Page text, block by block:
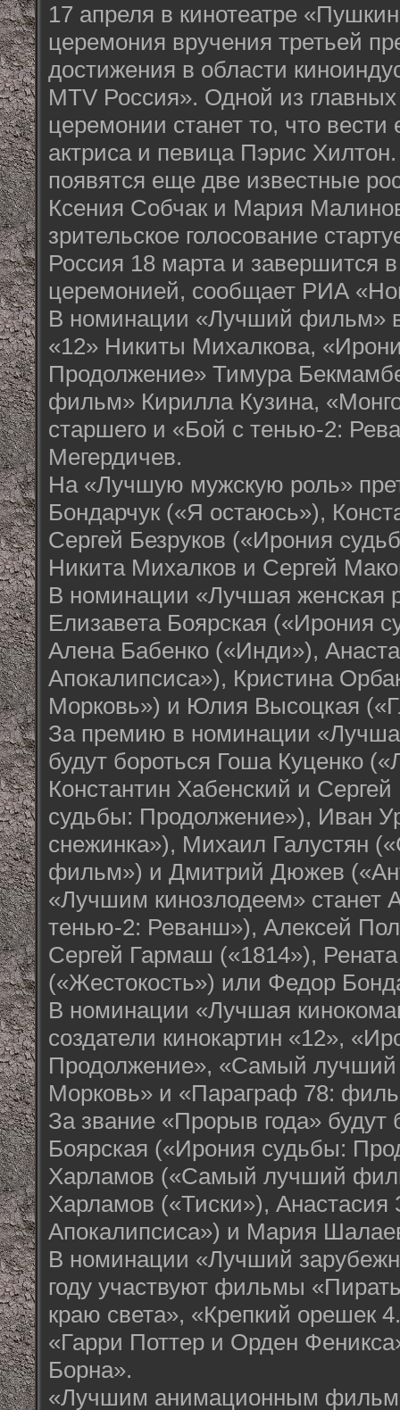
17 апреля в кинотеатре
церемония вручения третьей
достижения в области
MTV Россия». Одной из
церемонии станет то, что вести
актриса и певица Пэрис
появятся еще две известные
Ксения Собчак и Мария
зрительское голосование
Россия 18 марта и завершится
церемонией, сообщает РИА
В номинации «Лучший фильм»
«12» Никиты Михалкова,
Продолжение» Тимура
фильм» Кирилла Кузина,
старшего и «Бой с тенью-2:
Мегердичев.
На «Лучшую мужскую роль»
Бондарчук («Я остаюсь»),
Сергей Безруков («Ирония
Никита Михалков и Сергей
В номинации «Лучшая женская
Елизавета Боярская («Ирония
Алена Бабенко («Инди»),
Апокалипсиса»), Кристина
Морковь») и Юлия Высоцкая
За премию в номинации
будут бороться Гоша Куценко
Константин Хабенский и
судьбы: Продолжение»), Иван
снежинка»), Михаил Галустян
фильм») и Дмитрий Дюжев
«Лучшим кинозлодеем» станет
тенью-2: Реванш»), Алексей
Сергей Гармаш («1814»),
(«Жестокость») или Федор
В номинации «Лучшая
создатели кинокартин «12»,
Продолжение», «Самый
Морковь» и «Параграф 78:
За звание «Прорыв года» будут
Боярская («Ирония судьбы:
Харламов («Самый лучший
Харламов («Тиски»), Анастасия
Апокалипсиса») и Мария
В номинации «Лучший
году участвуют фильмы
краю света», «Крепкий орешек
«Гарри Поттер и Орден
Борна».
«Лучшим анимационным